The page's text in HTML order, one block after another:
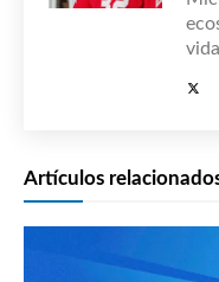
Artículos